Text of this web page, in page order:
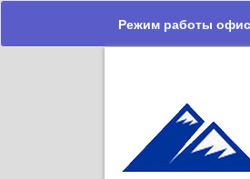
Режим работы